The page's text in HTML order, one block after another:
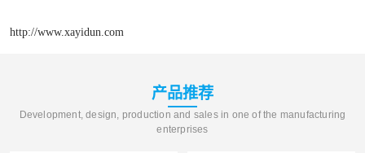
http://www.xayidun.com
产品推荐
Development, design, production and sales in one of the manufacturing
enterprises